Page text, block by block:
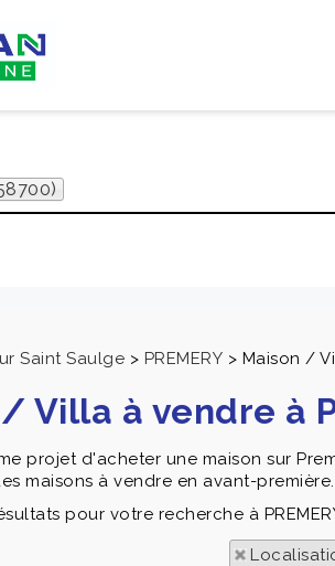
Saint Saulge > PREMERY > Maison /
Villa à vendre à
projet d'acheter une maison sur
maisons à vendre en avant-
pour votre recherche à